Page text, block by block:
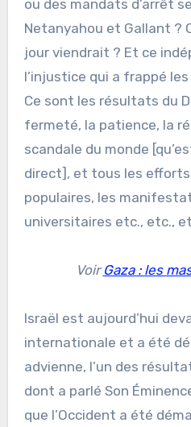
ou des mandats d’arrêt
Netanyahou et Gallant ?
jour viendrait ? Et ce
l’injustice qui a frappé
Ce sont les résultats du
fermeté, la patience, la
scandale du monde
direct], et tous les
populaires, les
universitaires etc., etc.,
VoirGaza : les
Israël est aujourd’hui
internationale et a été
advienne, l’un des
dont a parlé Son
que l’Occident a été